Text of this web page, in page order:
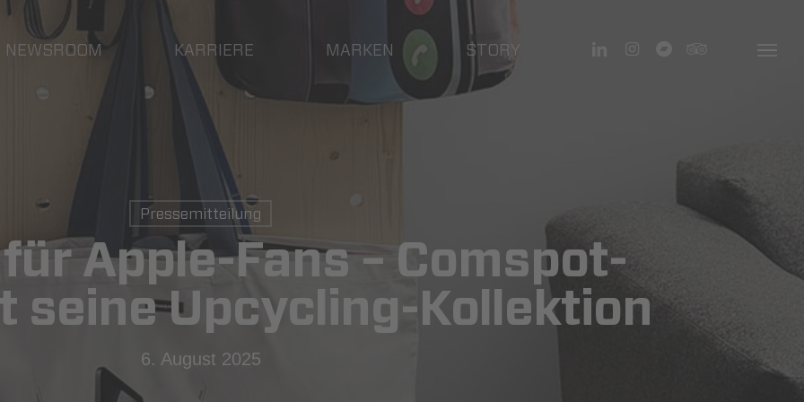
NEWSROOM KARRIERE MARKEN STORY tripadvisor
Pressemitteilung
Apple-Fans – Comspot­
seine Upcycling-Kollektion
6. August 2025